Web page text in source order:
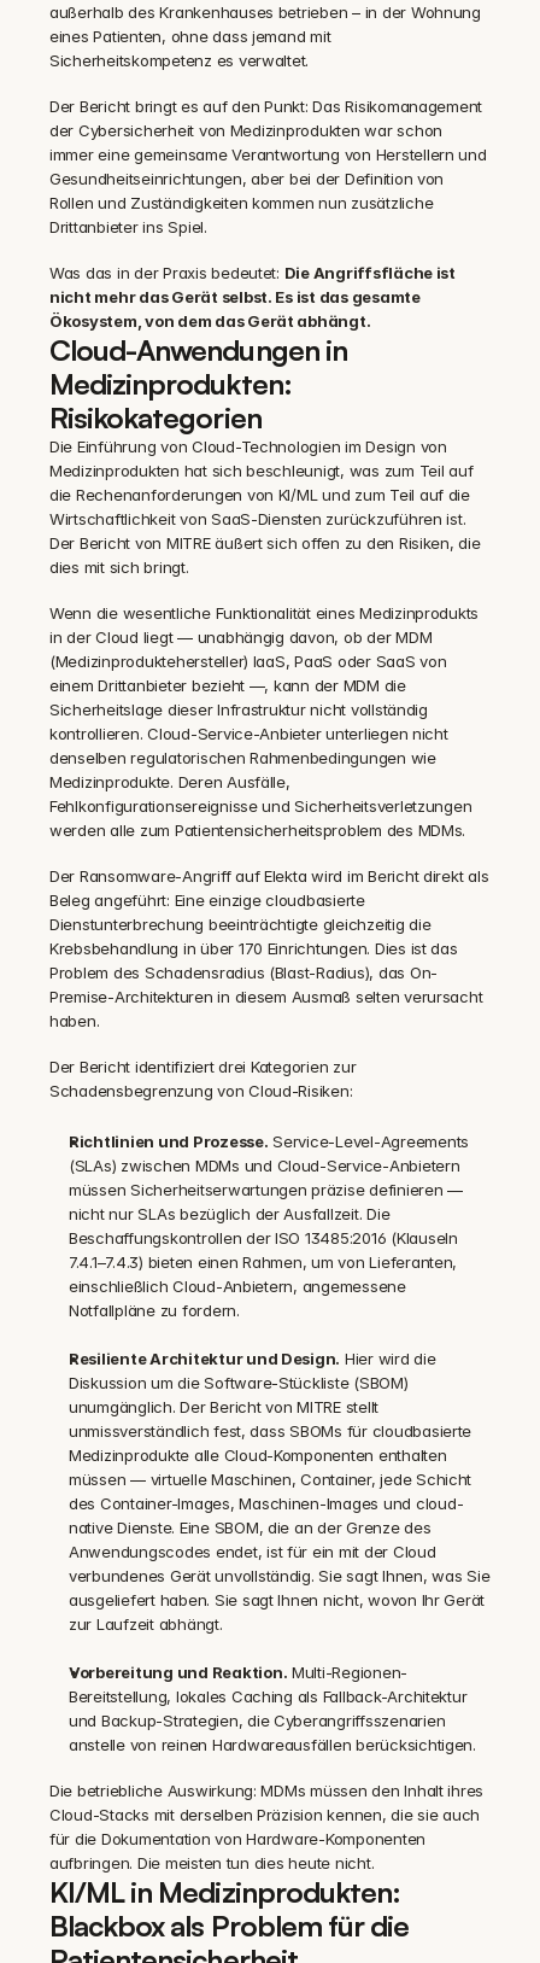
außerhalb des Krankenhauses betrieben – in der Wohnung
eines Patienten, ohne dass jemand mit
Sicherheitskompetenz es verwaltet.
Der Bericht bringt es auf den Punkt: Das Risikomanagement
der Cybersicherheit von Medizinprodukten war schon
immer eine gemeinsame Verantwortung von Herstellern und
Gesundheitseinrichtungen, aber bei der Definition von
Rollen und Zuständigkeiten kommen nun zusätzliche
Drittanbieter ins Spiel.
Was das in der Praxis bedeutet: Die Angriffsfläche ist
nicht mehr das Gerät selbst. Es ist das gesamte
Ökosystem, von dem das Gerät abhängt.
Cloud-Anwendungen in
Medizinprodukten:
Risikokategorien
Die Einführung von Cloud-Technologien im Design von
Medizinprodukten hat sich beschleunigt, was zum Teil auf
die Rechenanforderungen von KI/ML und zum Teil auf die
Wirtschaftlichkeit von SaaS-Diensten zurückzuführen ist.
Der Bericht von MITRE äußert sich offen zu den Risiken, die
dies mit sich bringt.
Wenn die wesentliche Funktionalität eines Medizinprodukts
in der Cloud liegt — unabhängig davon, ob der MDM
(Medizinproduktehersteller) IaaS, PaaS oder SaaS von
einem Drittanbieter bezieht —, kann der MDM die
Sicherheitslage dieser Infrastruktur nicht vollständig
kontrollieren. Cloud-Service-Anbieter unterliegen nicht
denselben regulatorischen Rahmenbedingungen wie
Medizinprodukte. Deren Ausfälle,
Fehlkonfigurationsereignisse und Sicherheitsverletzungen
werden alle zum Patientensicherheitsproblem des MDMs.
Der Ransomware-Angriff auf Elekta wird im Bericht direkt als
Beleg angeführt: Eine einzige cloudbasierte
Dienstunterbrechung beeinträchtigte gleichzeitig die
Krebsbehandlung in über 170 Einrichtungen. Dies ist das
Problem des Schadensradius (Blast-Radius), das On-
Premise-Architekturen in diesem Ausmaß selten verursacht
haben.
Der Bericht identifiziert drei Kategorien zur
Schadensbegrenzung von Cloud-Risiken:
Richtlinien und Prozesse. Service-Level-Agreements
(SLAs) zwischen MDMs und Cloud-Service-Anbietern
müssen Sicherheitserwartungen präzise definieren —
nicht nur SLAs bezüglich der Ausfallzeit. Die
Beschaffungskontrollen der ISO 13485:2016 (Klauseln
7.4.1–7.4.3) bieten einen Rahmen, um von Lieferanten,
einschließlich Cloud-Anbietern, angemessene
Notfallpläne zu fordern.
Resiliente Architektur und Design. Hier wird die
Diskussion um die Software-Stückliste (SBOM)
unumgänglich. Der Bericht von MITRE stellt
unmissverständlich fest, dass SBOMs für cloudbasierte
Medizinprodukte alle Cloud-Komponenten enthalten
müssen — virtuelle Maschinen, Container, jede Schicht
des Container-Images, Maschinen-Images und cloud-
native Dienste. Eine SBOM, die an der Grenze des
Anwendungscodes endet, ist für ein mit der Cloud
verbundenes Gerät unvollständig. Sie sagt Ihnen, was Sie
ausgeliefert haben. Sie sagt Ihnen nicht, wovon Ihr Gerät
zur Laufzeit abhängt.
Vorbereitung und Reaktion. Multi-Regionen-
Bereitstellung, lokales Caching als Fallback-Architektur
und Backup-Strategien, die Cyberangriffsszenarien
anstelle von reinen Hardwareausfällen berücksichtigen.
Die betriebliche Auswirkung: MDMs müssen den Inhalt ihres
Cloud-Stacks mit derselben Präzision kennen, die sie auch
für die Dokumentation von Hardware-Komponenten
aufbringen. Die meisten tun dies heute nicht.
KI/ML in Medizinprodukten:
Blackbox als Problem für die